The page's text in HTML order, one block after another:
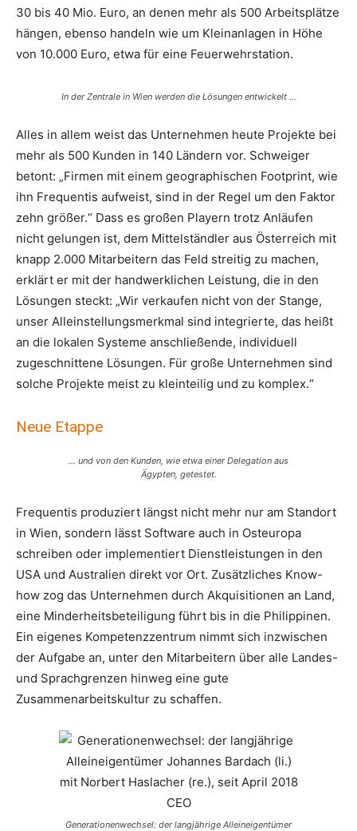
30 bis 40 Mio. Euro, an denen mehr als 500 Arbeitsplätze
hängen, ebenso handeln wie um Kleinanlagen in Höhe
von 10.000 Euro, etwa für eine Feuerwehrstation.
In der Zentrale in Wien werden die Lösungen entwickelt …
Alles in allem weist das Unternehmen heute Projekte bei
mehr als 500 Kunden in 140 Ländern vor. Schweiger
betont: „Firmen mit einem geographischen Footprint, wie
ihn Frequentis aufweist, sind in der Regel um den Faktor
zehn größer.“ Dass es großen Playern trotz Anläufen
nicht gelungen ist, dem Mittelständler aus Österreich mit
knapp 2.000 Mitarbeitern das Feld streitig zu machen,
erklärt er mit der handwerklichen Leistung, die in den
Lösungen steckt: „Wir verkaufen nicht von der Stange,
unser Alleinstellungsmerkmal sind integrierte, das heißt
an die lokalen Systeme anschließende, individuell
zugeschnittene Lösungen. Für große Unternehmen sind
solche Projekte meist zu kleinteilig und zu komplex.“
Neue Etappe
… und von den Kunden, wie etwa einer Delegation aus
Ägypten, getestet.
Frequentis produziert längst nicht mehr nur am Standort
in Wien, sondern lässt Software auch in Osteuropa
schreiben oder implementiert Dienstleistungen in den
USA und Australien direkt vor Ort. Zusätzliches Know-
how zog das Unternehmen durch Akquisitionen an Land,
eine Minderheitsbeteiligung führt bis in die Philippinen.
Ein eigenes Kompetenzzentrum nimmt sich inzwischen
der Aufgabe an, unter den Mitarbeitern über alle Landes-
und Sprachgrenzen hinweg eine gute
Zusammenarbeitskultur zu schaffen.
Generationenwechsel: der langjährige Alleineigentümer